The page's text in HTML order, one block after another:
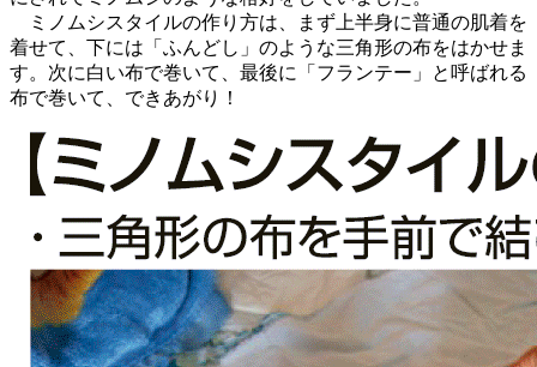
ミノムシスタイルの作り方は、まず上半身に普通の肌着を
着せて、下には「ふんどし」のような三角形の布をはかせま
す。次に白い布で巻いて、最後に「フランテー」と呼ばれる
布で巻いて、できあがり！